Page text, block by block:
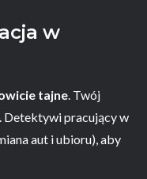
w
tajne. Twój
Detektywi pracujący w
aut i ubioru), aby